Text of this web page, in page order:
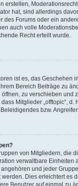
erstellen,
hat, sind allerdings
des Forums oder ein
auch volle
Recht erteilt wurde.
ist es, das Geschehen
Bereich Beiträge zu
zu verschieben und
Mitglieder „offtopic“, d.
bzw.
von Mitgliedern, die
verwaltbare Einheiten
und jeder
Dies erleichtert es
Benutzer auf einmal zu